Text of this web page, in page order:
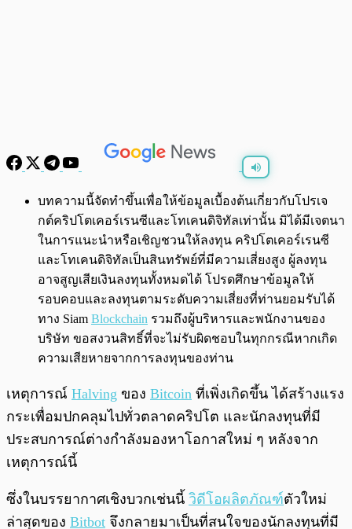
พร้อมเล่น 0:00/0:00
บทความนี้จัดทำขึ้นเพื่อให้ข้อมูลเบื้องต้นเกี่ยวกับโปรเจ
กต์คริปโตเคอร์เรนซีและโทเคนดิจิทัลเท่านั้น มิได้มีเจตนา
ในการแนะนำหรือเชิญชวนให้ลงทุน คริปโตเคอร์เรนซี
และโทเคนดิจิทัลเป็นสินทรัพย์ที่มีความเสี่ยงสูง ผู้ลงทุน
อาจสูญเสียเงินลงทุนทั้งหมดได้ โปรดศึกษาข้อมูลให้
รอบคอบและลงทุนตามระดับความเสี่ยงที่ท่านยอมรับได้
ทาง Siam Blockchain รวมถึงผู้บริหารและพนักงานของ
บริษัท ขอสงวนสิทธิ์ที่จะไม่รับผิดชอบในทุกกรณีหากเกิด
ความเสียหายจากการลงทุนของท่าน
เหตุการณ์ Halving ของ Bitcoin ที่เพิ่งเกิดขึ้น ได้สร้างแรง
กระเพื่อมปกคลุมไปทั่วตลาดคริปโต และนักลงทุนที่มี
ประสบการณ์ต่างกำลังมองหาโอกาสใหม่ ๆ หลังจาก
เหตุการณ์นี้
ซึ่งในบรรยากาศเชิงบวกเช่นนี้ วิดีโอผลิตภัณฑ์ตัวใหม่
ล่าสุดของ Bitbot จึงกลายมาเป็นที่สนใจของนักลงทุนที่มี